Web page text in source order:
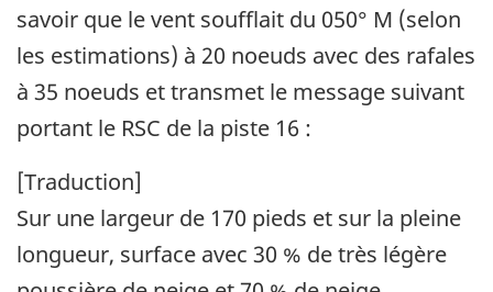
savoir que le vent soufflait du 050° M (selon
les estimations) à 20 noeuds avec des rafales
à 35 noeuds et transmet le message suivant
portant le RSC de la piste 16 :
[Traduction]
Sur une largeur de 170 pieds et sur la pleine
longueur, surface avec 30 % de très légère